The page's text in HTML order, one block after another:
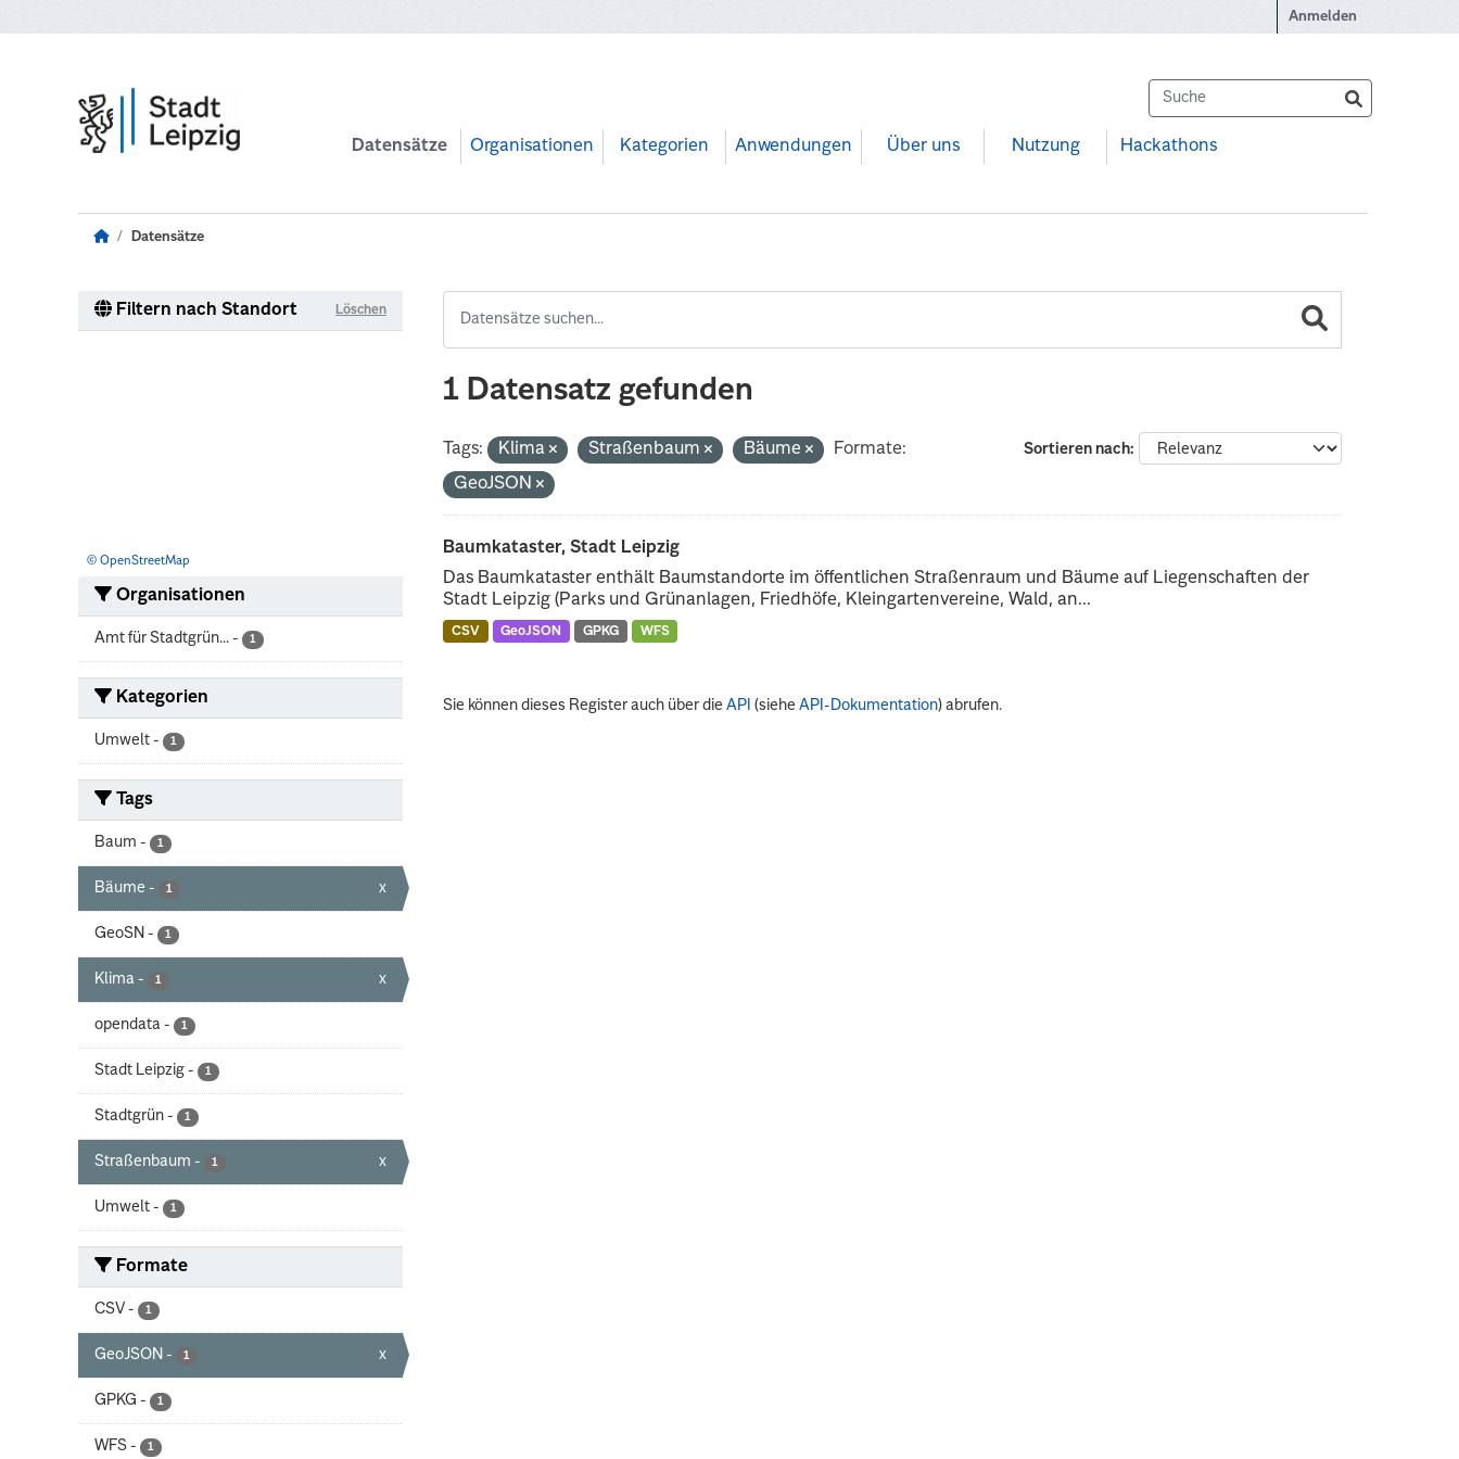
Anmelden
Datensätze Organisationen Kategorien Anwendungen Über uns Nutzung Hackathons
Datensätze
Filtern nach Standort Löschen
© OpenStreetMap
Organisationen
Amt für Stadtgrün... - 1
Kategorien
Umwelt - 1
Tags
Baum - 1
Bäume - 1 x
GeoSN - 1
Klima - 1 x
opendata - 1
Stadt Leipzig - 1
Stadtgrün - 1
Straßenbaum - 1 x
Umwelt - 1
Formate
CSV - 1
GeoJSON - 1 x
GPKG - 1
WFS - 1
1 Datensatz gefunden
Sortieren nach
Tags: Klima Straßenbaum Bäume
Formate:
GeoJSON
Baumkataster, Stadt Leipzig
Das Baumkataster enthält Baumstandorte im öffentlichen Straßenraum und Bäume auf Liegenschaften der
Stadt Leipzig (Parks und Grünanlagen, Friedhöfe, Kleingartenvereine, Wald, an...
CSV GeoJSON GPKG WFS
Sie können dieses Register auch über dieAPI (sieheAPI-Dokumentation) abrufen.